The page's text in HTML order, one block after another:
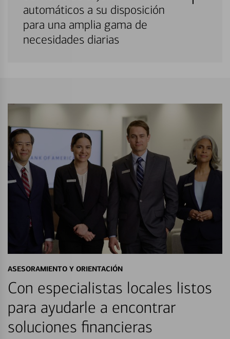
automáticos a su disposición
para una amplia gama de
necesidades diarias
ASESORAMIENTO Y ORIENTACIÓN
Con especialistas locales listos
para ayudarle a encontrar
soluciones financieras